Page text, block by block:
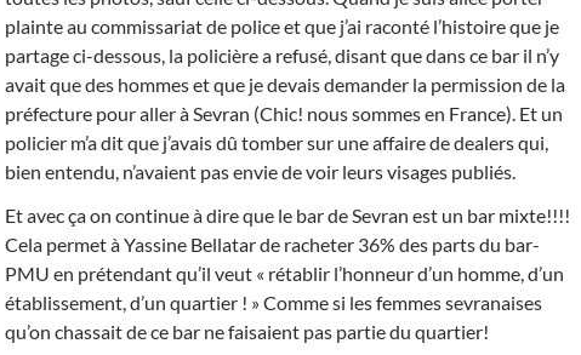
plainte au commissariat de police et que j’ai raconté l’histoire que je
partage ci-dessous, la policière a refusé, disant que dans ce bar il n’y
avait que des hommes et que je devais demander la permission de la
préfecture pour aller à Sevran (Chic! nous sommes en France). Et un
policier m’a dit que j’avais dû tomber sur une affaire de dealers qui,
bien entendu, n’avaient pas envie de voir leurs visages publiés.
Et avec ça on continue à dire que le bar de Sevran est un bar mixte!!!!
Cela permet à Yassine Bellatar de racheter 36% des parts du bar-
PMU en prétendant qu’il veut « rétablir l’honneur d’un homme, d’un
établissement, d’un quartier ! » Comme si les femmes sevranaises
qu’on chassait de ce bar ne faisaient pas partie du quartier!